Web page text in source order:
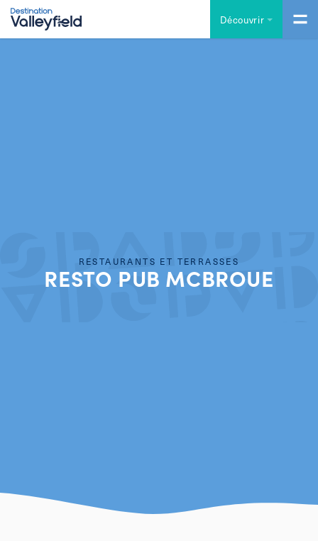
Accéder au contenu principal
Découvrir
RESTAURANTS ET TERRASSES
RESTO PUB MCBROUE